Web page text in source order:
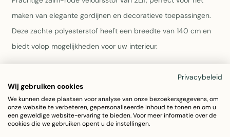
maken van elegante gordijnen en decoratieve toepassingen.
Deze zachte polyesterstof heeft een breedte van 140 cm en
biedt volop mogelijkheden voor uw interieur.
Lengte: ± 3 meter
Materiaal: 100% Polyester
Kleur: Zalm (rood)
Gewicht: 510 gram
Privacybeleid
Wij gebruiken cookies
We kunnen deze plaatsen voor analyse van onze bezoekersgegevens, om
onze website te verbeteren, gepersonaliseerde inhoud te tonen en om u
een geweldige website-ervaring te bieden. Voor meer informatie over de
cookies die we gebruiken opent u de instellingen.